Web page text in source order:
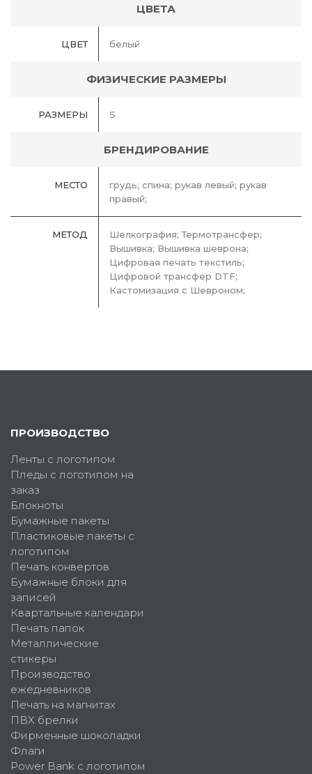
ЦВЕТА
ЦВЕТ белый
ФИЗИЧЕСКИЕ РАЗМЕРЫ
РАЗМЕРЫ S
БРЕНДИРОВАНИЕ
МЕСТО
грудь; спина; рукав левый; рукав
правый;
МЕТОД
Шелкография; Термотрансфер;
Вышивка; Вышивка шеврона;
Цифровая печать текстиль;
Цифровой трансфер DTF;
Кастомизация с Шевроном;
ПРОИЗВОДСТВО
Ленты с логотипом
Пледы с логотипом на
заказ
Блокноты
Бумажные пакеты
Пластиковые пакеты с
логотипом
Печать конвертов
Бумажные блоки для
записей
Квартальные календари
Печать папок
Металлические
стикеры
Производство
ежедневников
Печать на магнитах
ПВХ брелки
Фирменные шоколадки
Флаги
Power Bank с логотипом